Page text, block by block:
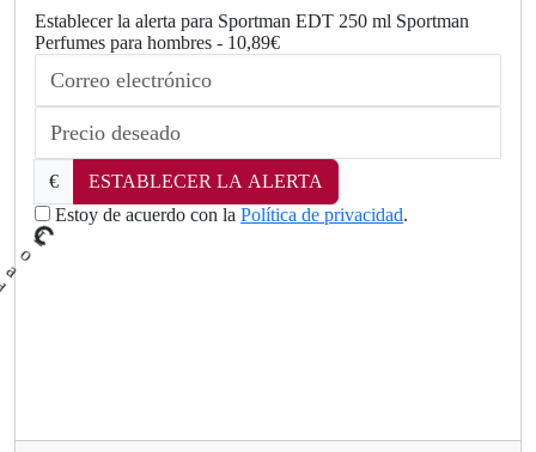
Establecer la alerta para Sportman EDT 250 ml Sportman
Perfumes para hombres - 10,89€
€
ESTABLECER LA ALERTA
Estoy de acuerdo con la Política de privacidad.
L
o
a
d
i
n
g
.
.